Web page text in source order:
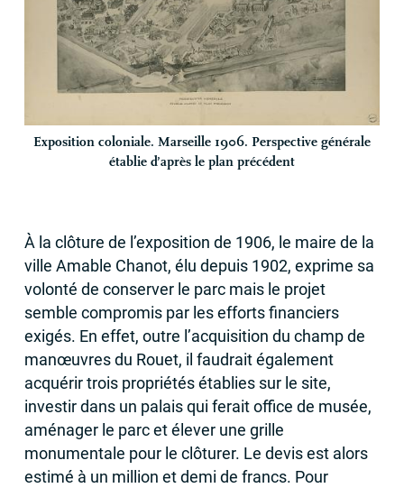
Exposition coloniale. Marseille 1906. Perspective générale
établie d’après le plan précédent
À la clôture de l’exposition de 1906, le maire de la
ville Amable Chanot, élu depuis 1902, exprime sa
volonté de conserver le parc mais le projet
semble compromis par les efforts financiers
exigés. En effet, outre l’acquisition du champ de
manœuvres du Rouet, il faudrait également
acquérir trois propriétés établies sur le site,
investir dans un palais qui ferait office de musée,
aménager le parc et élever une grille
monumentale pour le clôturer. Le devis est alors
estimé à un million et demi de francs. Pour